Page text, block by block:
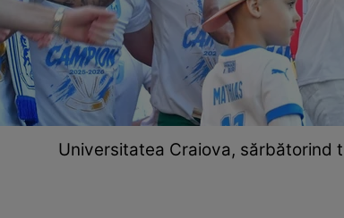
Universitatea Craiova, sărbătorind